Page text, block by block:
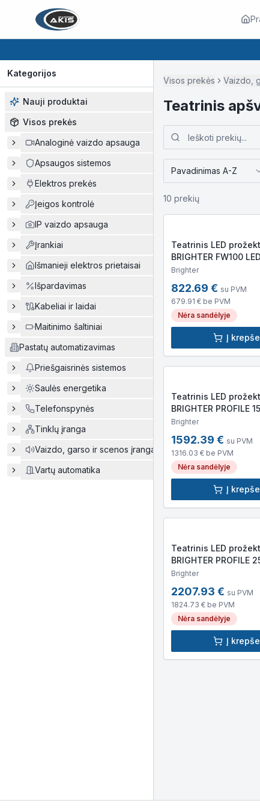
Kategorijos
Nauji produktai
Visos prekės
Analoginė vaizdo apsauga
Apsaugos sistemos
Elektros prekės
Įeigos kontrolė
IP vaizdo apsauga
Įrankiai
Išmanieji elektros prietaisai
Išpardavimas
Kabeliai ir laidai
Maitinimo šaltiniai
Pastatų automatizavimas
Priešgaisrinės sistemos
Saulės energetika
Telefonspynės
Tinklų įranga
Vaizdo, garso ir scenos įranga
Vartų automatika
Visos prekės Vaizdo,
Teatrinis
Pavadinimas A-Z
10 prekių
Teatrinis LED
BRIGHTER FW100
100W COB LED, 10
Brighter
822.69 € su PVM
679.91 € be PVM
Nėra sandėlyje
Į
Teatrinis LED
BRIGHTER PROFILE
150W COB LED, 15
Brighter
1592.39 € su PVM
1316.03 € be PVM
Nėra sandėlyje
Į
Teatrinis LED
BRIGHTER PROFILE
250W RGBW LED, 28
Brighter
2207.93 € su PVM
1824.73 € be PVM
Nėra sandėlyje
Į